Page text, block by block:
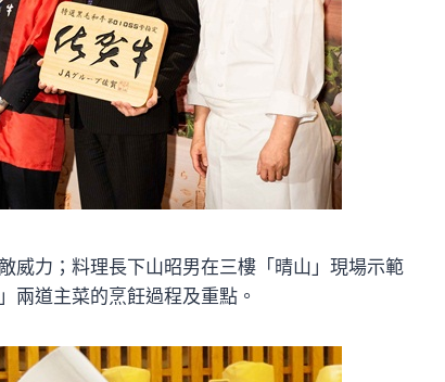
威力；料理長下山昭男在三樓「晴山」現場示範
兩道主菜的烹飪過程及重點。